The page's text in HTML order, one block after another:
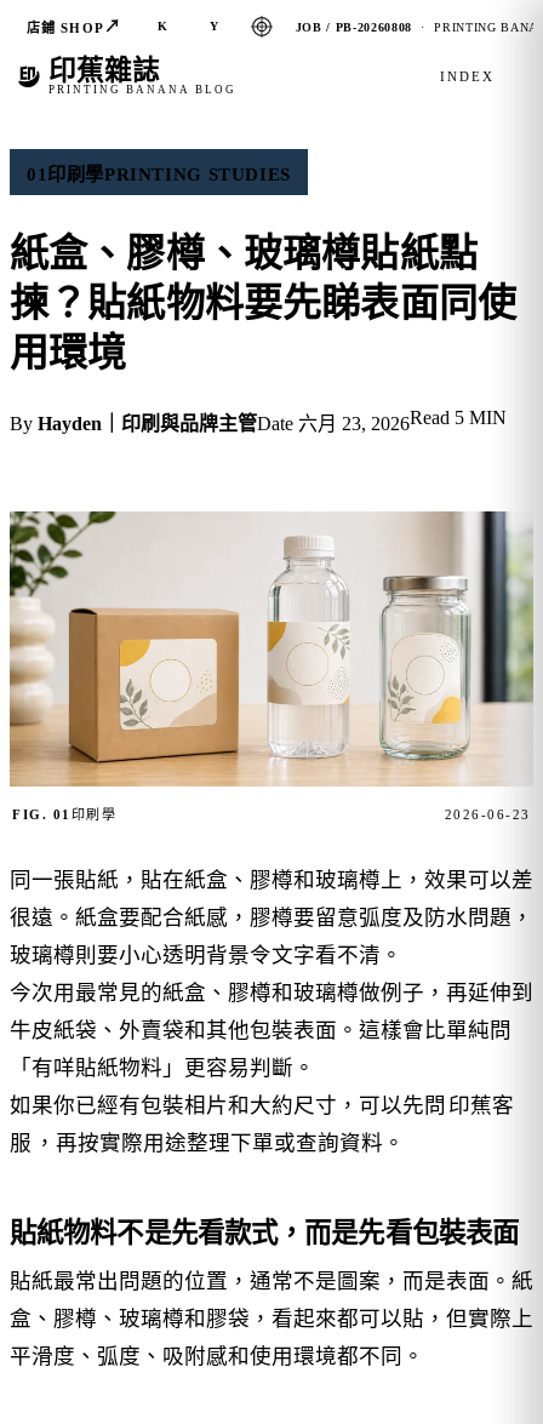
店鋪 SHOP ↗ K Y JOB / PB-20260808 · PRINTING
印蕉雜誌
PRINTING BANANA BLOG
INDEX
01 印刷學PRINTING STUDIES
紙盒、膠樽、玻璃樽貼紙點
揀？貼紙物料要先睇表面同使
用環境
By Hayden｜印刷與品牌主管Date 六月 23, 2026Read 5 MIN
FIG. 01 印刷學 2026-06-23
同一張貼紙，貼在紙盒、膠樽和玻璃樽上，效果可以差
很遠。紙盒要配合紙感，膠樽要留意弧度及防水問題，
玻璃樽則要小心透明背景令文字看不清。
今次用最常見的紙盒、膠樽和玻璃樽做例子，再延伸到
牛皮紙袋、外賣袋和其他包裝表面。這樣會比單純問
「有咩貼紙物料」更容易判斷。
如果你已經有包裝相片和大約尺寸，可以先問 印蕉客
服 ，再按實際用途整理下單或查詢資料。
貼紙物料不是先看款式，而是先看包裝表面
貼紙最常出問題的位置，通常不是圖案，而是表面。紙
盒、膠樽、玻璃樽和膠袋，看起來都可以貼，但實際上
平滑度、弧度、吸附感和使用環境都不同。